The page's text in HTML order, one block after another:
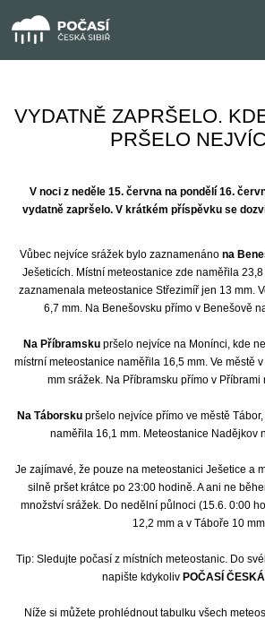
VYDATNĚ ZAPRŠELO.
PRŠELO
V noci z neděle 15. června na pondělí 16.
vydatně zapršelo. V krátkém příspěvku se
Vůbec nejvíce srážek bylo zaznamenáno na
Ješeticích. Místní meteostanice zde naměřila
zaznamenala meteostanice Střezimíř jen 13 mm.
6,7 mm. Na Benešovsku přímo v Benešově
Na Příbramsku pršelo nejvíce na Monínci, kde
místrní meteostanice naměřila 16,5 mm. Ve městě
mm srážek. Na Příbramsku přímo v Příbrami
Na Táborsku pršelo nejvíce přímo ve městě
naměřila 16,1 mm. Meteostanice Nadějkov
Je zajímavé, že pouze na meteostanici Ješetice a
silně pršet krátce po 23:00 hodině. A ani ne
množství srážek. Do nedělní půlnoci (15.6. 0:00
12,2 mm a v Táboře 10
Tip: Sledujte počasí z místních meteostanic. Do
napište kdykoliv POČASÍ
Níže si můžete prohlédnout tabulku všech